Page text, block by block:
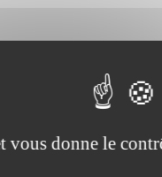
vous donne le